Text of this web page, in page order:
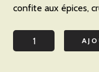
confite aux épices,
quantité
de